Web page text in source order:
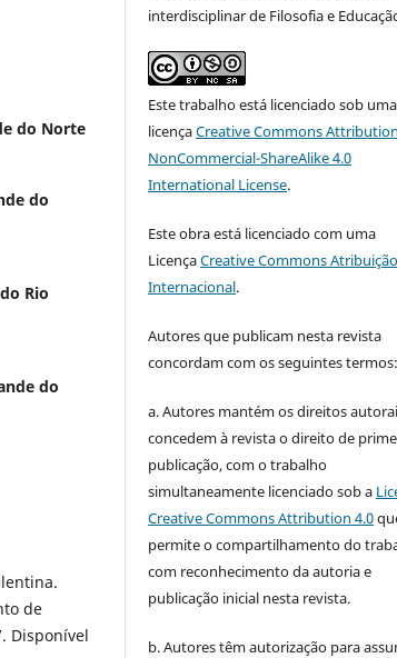
do Norte
do
Rio
do
de
Disponível
interdisciplinar de Filosofia e
Este trabalho está licenciado sob uma
licençaCreative Commons
NonCommercial-ShareAlike 4.0
International License.
Este obra está licenciado com uma
LicençaCreative Commons
Internacional.
Autores que publicam nesta revista
concordam com os seguintes termos:
a. Autores mantém os direitos
concedem à revista o direito de
publicação, com o trabalho
simultaneamente licenciado sob a
Creative Commons Attribution 4.0
permite o compartilhamento do
com reconhecimento da autoria e
publicação inicial nesta revista.
b. Autores têm autorização para